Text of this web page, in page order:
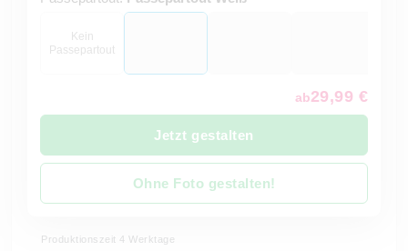
Kein
Passepartout
ab29,99 €
Jetzt gestalten
Ohne Foto gestalten!
Produktionszeit 4 Werktage